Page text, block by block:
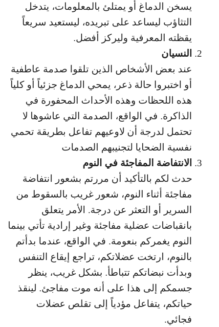
يسخن الدماغ أو يمتلئ بالمعلومات، يتدخل
التثاؤب ليساعد على تبريده، ليستعيد سريعاً
يقظته المعرفية وليركز أفضل.
النسيان
عند بعض الأشخاص الذين تلقوا صدمة عاطفية
أو اختبروا حالة ذعر، يمحي الدماغ جزئياً أو كلياً
هذه اللحظات وهذه الأحداث المحفورة في
الذاكرة. في الواقع، الصدمة التي عاشوها لا
تحتمل لدرجة أن لاوعيهم تفاعل بطريقة تحمي
نفسية الضحايا لتجنيبهم الصدمات
الانتفاضة المفاجئة في النوم
حدث لكم بالتأكيد أن مررتم بشعور انتفاضة
مفاجئة أثناء النوم، شعور غريب بالسقوط من
السرير أو التعثر عن درجة. الأمر يتعلق
بانقباضات عضلية مفاجئة وغير إرادية تأتي بينما
النوم يغمركم بنعومة. في الواقع، عندما بدأتم
بالنوم، ارتخت عضلاتكم، تراجع إيقاع التنفس
وبدأت نبضاتكم تتباطأ. بشكل غريب، ينظر
جسمكم إلى هذا على أنه موت مفاجئ. لينقذ
حياتكم، يتفاعل مؤدياً إلى تقلص عضلات
فجائي.